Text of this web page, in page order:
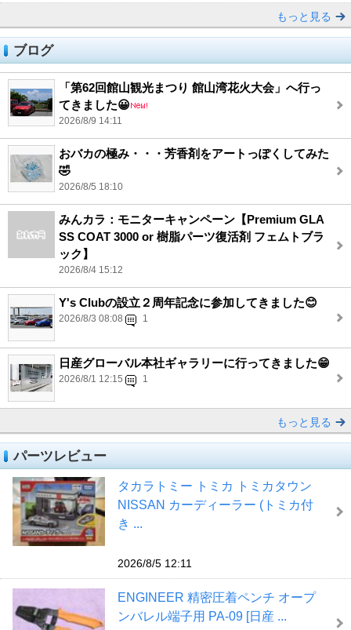
もっと見る
ブログ
「第62回館山観光まつり 館山湾花火大会」へ行っ
てきました😀
2026/8/9 14:11
おバカの極み・・・芳香剤をアートっぽくしてみた
🤣
2026/8/5 18:10
みんカラ：モニターキャンペーン【Premium GLA
SS COAT 3000 or 樹脂パーツ復活剤 フェムトブラ
ック】
2026/8/4 15:12
Y's Clubの設立２周年記念に参加してきました😊
2026/8/3 08:08 1
日産グローバル本社ギャラリーに行ってきました😁
2026/8/1 12:15 1
もっと見る
パーツレビュー
タカラトミー トミカ トミカタウン
NISSAN カーディーラー (トミカ付
き ...
2026/8/5 12:11
ENGINEER 精密圧着ペンチ オープ
ンバレル端子用 PA-09 [日産 ...